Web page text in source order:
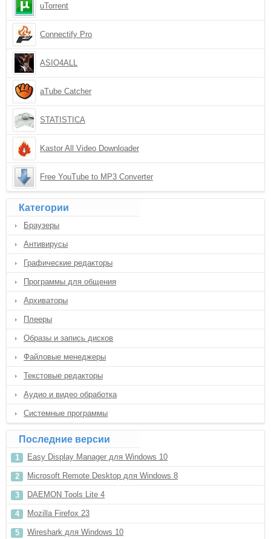
uTorrent
Connectify Pro
ASIO4ALL
aTube Catcher
STATISTICA
Kastor All Video Downloader
Free YouTube to MP3 Converter
Категории
Браузеры
Антивирусы
Графические редакторы
Программы для общения
Архиваторы
Плееры
Образы и запись дисков
Файловые менеджеры
Текстовые редакторы
Аудио и видео обработка
Системные программы
Последние версии
Easy Display Manager для Windows 10
Microsoft Remote Desktop для Windows 8
DAEMON Tools Lite 4
Mozilla Firefox 23
Wireshark для Windows 10